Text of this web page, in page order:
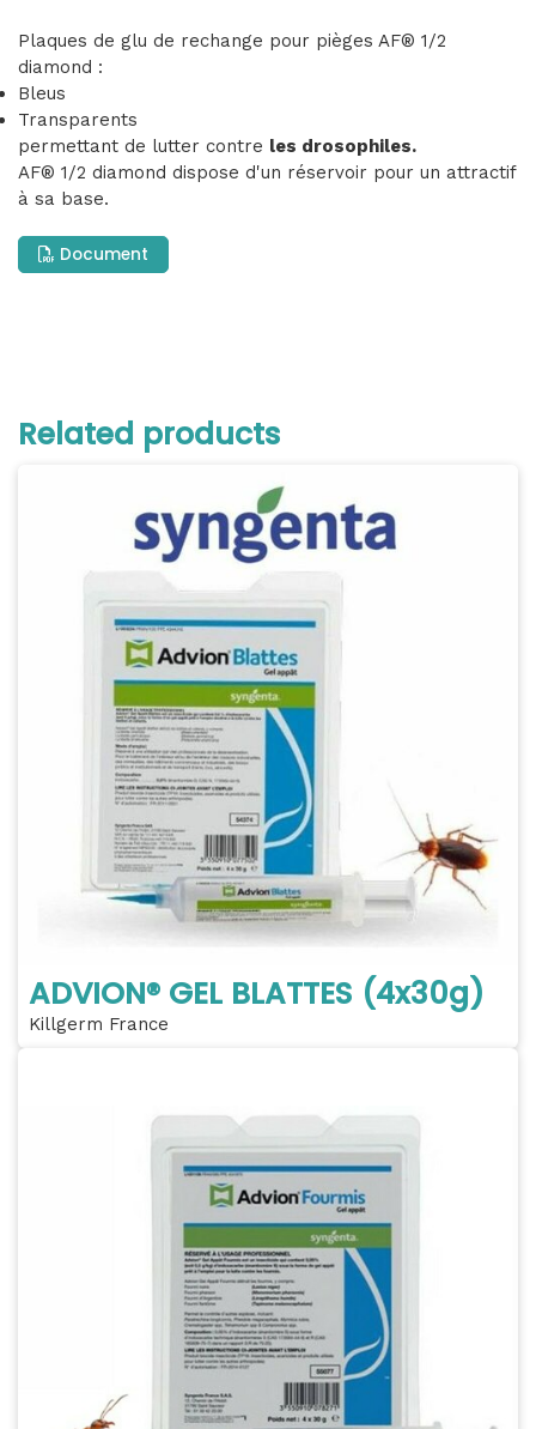
Plaques de glu de rechange pour pièges AF® 1/2
diamond :
Bleus
Transparents
permettant de lutter contre les drosophiles.
AF® 1/2 diamond dispose d'un réservoir pour un attractif
à sa base.
Document
Related products
ADVION® GEL BLATTES (4x30g)
Killgerm France